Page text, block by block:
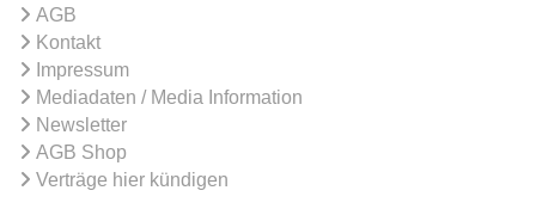
AGB
Kontakt
Impressum
Mediadaten / Media Information
Newsletter
AGB Shop
Verträge hier kündigen